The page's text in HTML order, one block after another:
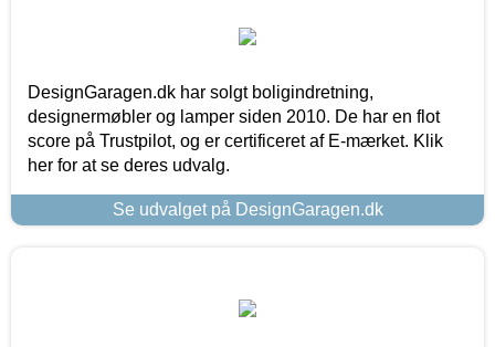
DesignGaragen.dk har solgt boligindretning,
designermøbler og lamper siden 2010. De har en flot
score på Trustpilot, og er certificeret af E-mærket. Klik
her for at se deres udvalg.
Se udvalget på DesignGaragen.dk